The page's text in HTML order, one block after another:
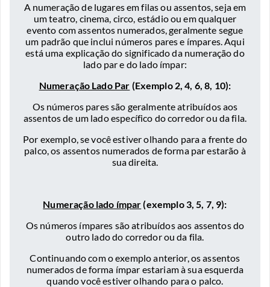
A numeração de lugares em filas ou assentos, seja em
um teatro, cinema, circo, estádio ou em qualquer
evento com assentos numerados, geralmente segue
um padrão que inclui números pares e ímpares. Aqui
está uma explicação do significado da numeração do
lado par e do lado ímpar:
Numeração Lado Par (Exemplo 2, 4, 6, 8, 10):
Os números pares são geralmente atribuídos aos
assentos de um lado específico do corredor ou da fila.
Por exemplo, se você estiver olhando para a frente do
palco, os assentos numerados de forma par estarão à
sua direita.
Numeração lado ímpar(exemplo 3, 5, 7, 9):
Os números ímpares são atribuídos aos assentos do
outro lado do corredor ou da fila.
Continuando com o exemplo anterior, os assentos
numerados de forma ímpar estariam à sua esquerda
quando você estiver olhando para o palco.